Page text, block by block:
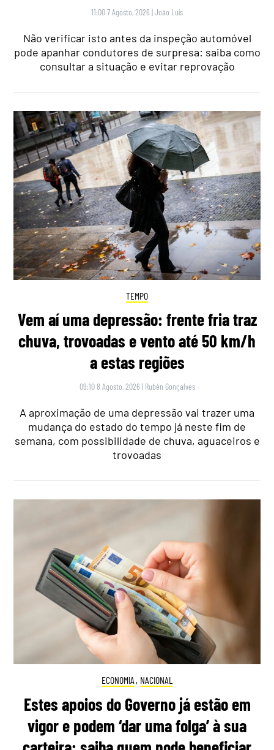
11:00 7 Agosto, 2026 |João Luís
Não verificar isto antes da inspeção automóvel
pode apanhar condutores de surpresa: saiba como
consultar a situação e evitar reprovação
TEMPO
Vem aí uma depressão: frente fria traz
chuva, trovoadas e vento até 50 km/h
a estas regiões
09:10 8 Agosto, 2026 | Rubén Gonçalves
A aproximação de uma depressão vai trazer uma
mudança do estado do tempo já neste fim de
semana, com possibilidade de chuva, aguaceiros e
trovoadas
ECONOMIA , NACIONAL
Estes apoios do Governo já estão em
vigor e podem ‘dar uma folga’ à sua